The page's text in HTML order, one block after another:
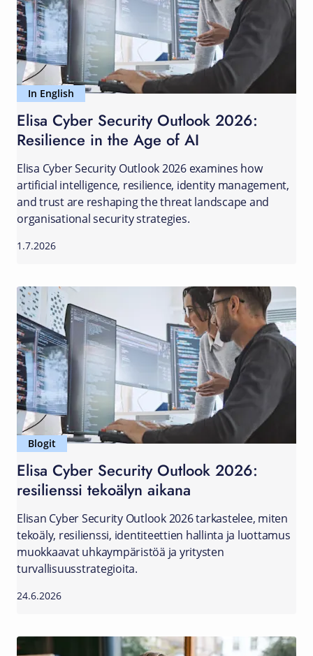
In English
Elisa Cyber Security Outlook 2026:
Resilience in the Age of AI
Elisa Cyber Security Outlook 2026 examines how
artificial intelligence, resilience, identity management,
and trust are reshaping the threat landscape and
organisational security strategies.
1.7.2026
Blogit
Elisa Cyber Security Outlook 2026:
resilienssi tekoälyn aikana
Elisan Cyber Security Outlook 2026 tarkastelee, miten
tekoäly, resilienssi, identiteettien hallinta ja luottamus
muokkaavat uhkaympäristöä ja yritysten
turvallisuusstrategioita.
24.6.2026